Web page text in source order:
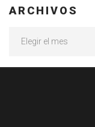
ARCHIVOS